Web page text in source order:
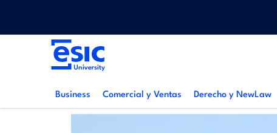
Business Comercial y Ventas Derecho y NewLaw